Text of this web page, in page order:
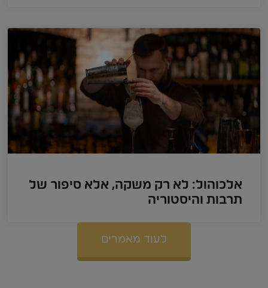
אלכוהול: לא רק משקה, אלא סיפור של
תרבות והיסטוריה
לעוד מאמרים